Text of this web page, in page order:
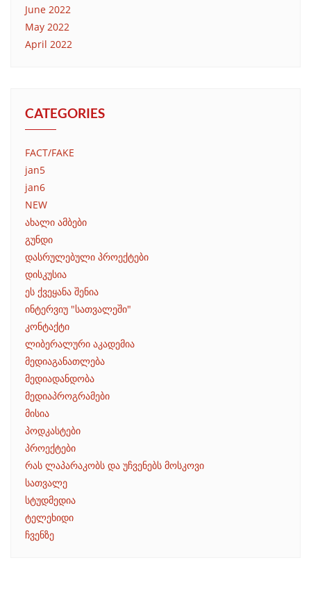
June 2022
May 2022
April 2022
CATEGORIES
FACT/FAKE
jan5
jan6
NEW
ახალი ამბები
გუნდი
დასრულებული პროექტები
დისკუსია
ეს ქვეყანა შენია
ინტერვიუ "სათვალეში"
კონტაქტი
ლიბერალური აკადემია
მედიაგანათლება
მედიადანდობა
მედიაპროგრამები
მისია
პოდკასტები
პროექტები
რას ლაპარაკობს და უჩვენებს მოსკოვი
სათვალე
სტუდმედია
ტელეხიდი
ჩვენზე